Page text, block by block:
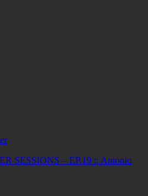
SESSIONS – EP.19 :: Antonio